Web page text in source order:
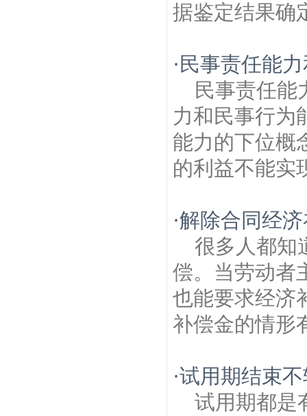
据鉴定结果确
· 民事责任能
民事责任能
力和民事行为
能力的下位概
的利益不能实
·解除合同经
很多人都知
偿。当劳动者
也能要求经济
补偿金的情形
·试用期结束
试用期都是